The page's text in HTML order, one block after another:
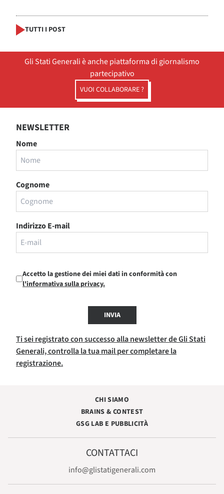
TUTTI I POST
Gli Stati Generali è anche piattaforma di giornalismo
partecipativo
VUOI COLLABORARE ?
NEWSLETTER
Nome
Cognome
Indirizzo E-mail
Accetto la gestione dei miei dati in conformità con
l'informativa sulla privacy.
INVIA
Ti sei registrato con successo alla newsletter de Gli Stati
Generali, controlla la tua mail per completare la
registrazione.
CHI SIAMO
BRAINS & CONTEST
GSG LAB E PUBBLICITÀ
CONTATTACI
info@glistatigenerali.com